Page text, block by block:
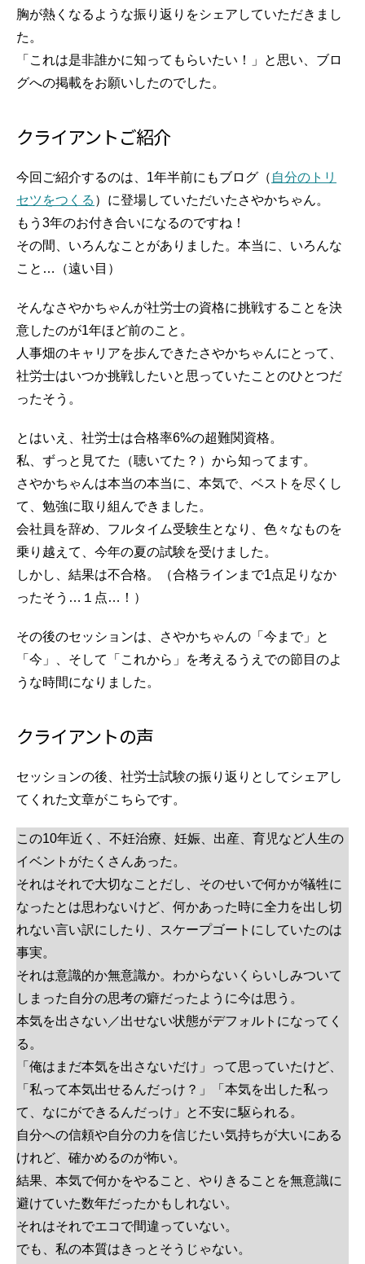
胸が熱くなるような振り返りをシェアしていただきまし
た。
「これは是非誰かに知ってもらいたい！」と思い、ブロ
グへの掲載をお願いしたのでした。
クライアントご紹介
今回ご紹介するのは、1年半前にもブログ（ 自分のトリ
セツをつくる ）に登場していただいたさやかちゃん。
もう3年のお付き合いになるのですね！
その間、いろんなことがありました。本当に、いろんな
こと…（遠い目）
そんなさやかちゃんが社労士の資格に挑戦することを決
意したのが1年ほど前のこと。
人事畑のキャリアを歩んできたさやかちゃんにとって、
社労士はいつか挑戦したいと思っていたことのひとつだ
ったそう。
とはいえ、社労士は合格率6%の超難関資格。
私、ずっと見てた（聴いてた？）から知ってます。
さやかちゃんは本当の本当に、本気で、ベストを尽くし
て、勉強に取り組んできました。
会社員を辞め、フルタイム受験生となり、色々なものを
乗り越えて、今年の夏の試験を受けました。
しかし、結果は不合格。（合格ラインまで1点足りなか
ったそう…１点…！）
その後のセッションは、さやかちゃんの「今まで」と
「今」、そして「これから」を考えるうえでの節目のよ
うな時間になりました。
クライアントの声
セッションの後、社労士試験の振り返りとしてシェアし
てくれた文章がこちらです。
この10年近く、不妊治療、妊娠、出産、育児など人生の
イベントがたくさんあった。
それはそれで大切なことだし、そのせいで何かが犠牲に
なったとは思わないけど、何かあった時に全力を出し切
れない言い訳にしたり、スケープゴートにしていたのは
事実。
それは意識的か無意識か。わからないくらいしみついて
しまった自分の思考の癖だったように今は思う。
本気を出さない／出せない状態がデフォルトになってく
る。
「俺はまだ本気を出さないだけ」って思っていたけど、
「私って本気出せるんだっけ？」「本気を出した私っ
て、なにができるんだっけ」と不安に駆られる。
自分への信頼や自分の力を信じたい気持ちが大いにある
けれど、確かめるのが怖い。
結果、本気で何かをやること、やりきることを無意識に
避けていた数年だったかもしれない。
それはそれでエコで間違っていない。
でも、私の本質はきっとそうじゃない。